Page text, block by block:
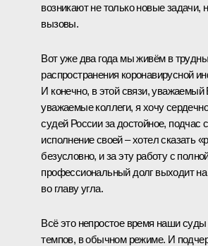
возникают не только новые
вызовы.
Вот уже два года мы живём в
распространения коронавирусной
И конечно, в этой связи,
уважаемые коллеги, я хочу
судей России за достойное, подчас
исполнение своей – хотел сказать
безусловно, и за эту работу с
профессиональный долг выходит
во главу угла.
Всё это непростое время наши
темпов, в обычном режиме. И